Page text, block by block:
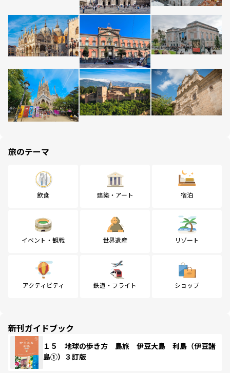
旅のテーマ
飲食 建築・アート 宿泊
イベント・観戦 世界遺産 リゾート
アクティビティ 鉄道・フライト ショップ
新刊ガイドブック
１５ 地球の歩き方 島旅 伊豆大島 利島（伊豆諸
島①）３訂版